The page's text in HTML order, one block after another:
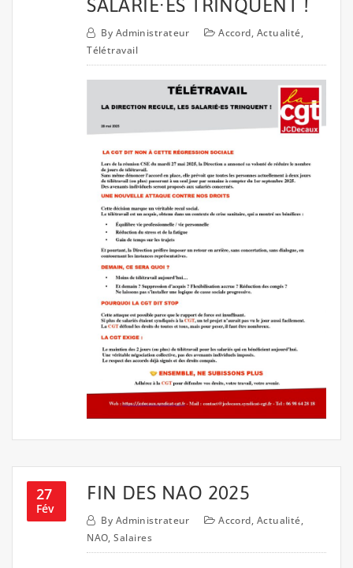
SALARIÉ·ES TRINQUENT !
By Administrateur Accord, Actualité,
Télétravail
27
Fév
FIN DES NAO 2025
By Administrateur Accord, Actualité,
NAO,Salaires